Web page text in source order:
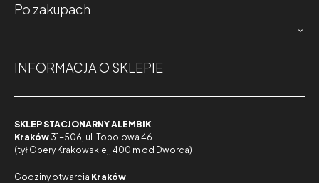
Po zakupach

INFORMACJA O SKLEPIE
SKLEP STACJONARNY ALEMBIK
Kraków 31-506, ul. Topolowa 46
(tył Opery Krakowskiej, 400 m od Dworca)
Godziny otwarcia Kraków: